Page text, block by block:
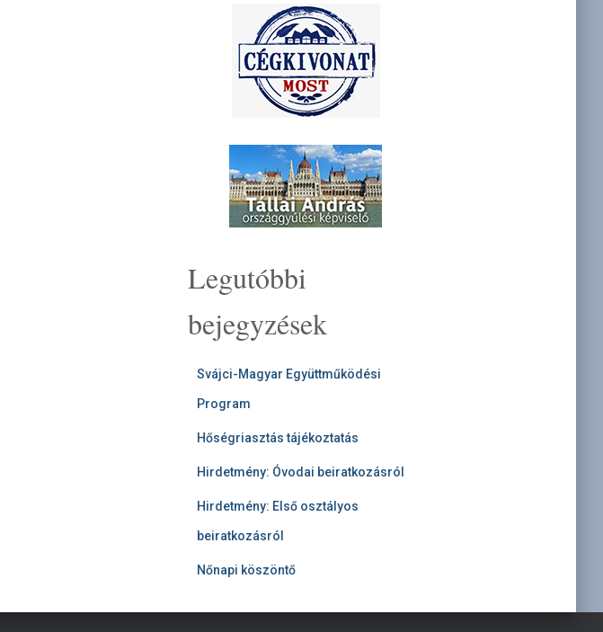
Legutóbbi
bejegyzések
Svájci-Magyar Együttműködési
Program
Hőségriasztás tájékoztatás
Hirdetmény: Óvodai beiratkozásról
Hirdetmény: Első osztályos
beiratkozásról
Nőnapi köszöntő